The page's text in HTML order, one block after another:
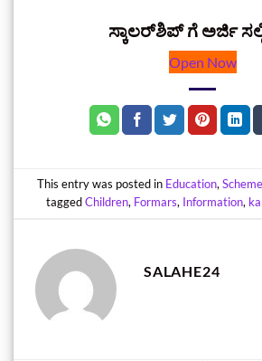
ಸ್ಕಾಲರ್‌ಶಿಪ್‌ ಗೆ ಅರ್ಜಿ
Open Now
This entry was posted in Education,Scheme
taggedChildren, Formars, Information,
SALAHE24